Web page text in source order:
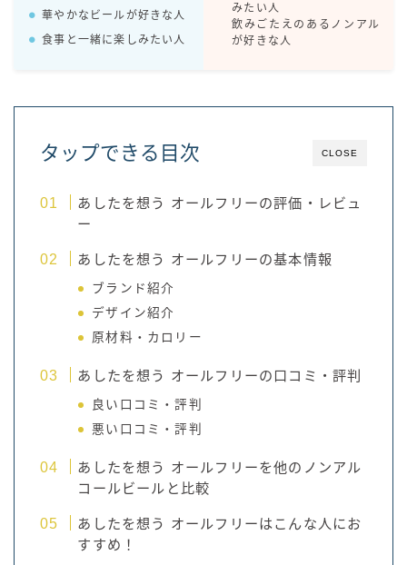
華やかなビールが好きな人
食事と一緒に楽しみたい人
みたい人
飲みごたえのあるノンアル
が好きな人
CLOSE
タップできる目次
あしたを想う オールフリーの評価・レビュ
ー
あしたを想う オールフリーの基本情報
ブランド紹介
デザイン紹介
原材料・カロリー
あしたを想う オールフリーの口コミ・評判
良い口コミ・評判
悪い口コミ・評判
あしたを想う オールフリーを他のノンアル
コールビールと比較
あしたを想う オールフリーはこんな人にお
すすめ！